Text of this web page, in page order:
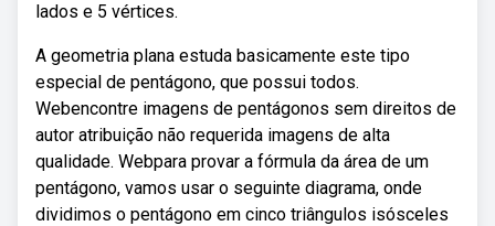
lados e 5 vértices.
A geometria plana estuda basicamente este tipo
especial de pentágono, que possui todos.
Webencontre imagens de pentágonos sem direitos de
autor atribuição não requerida imagens de alta
qualidade. Webpara provar a fórmula da área de um
pentágono, vamos usar o seguinte diagrama, onde
dividimos o pentágono em cinco triângulos isósceles